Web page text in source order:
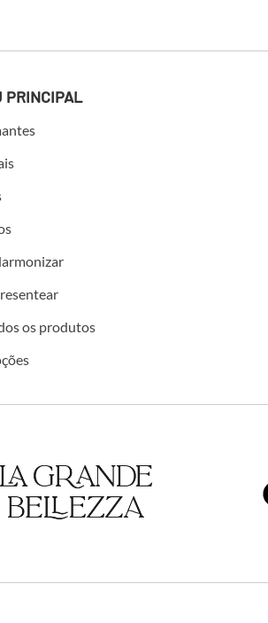
PRINCIPAL
os produtos